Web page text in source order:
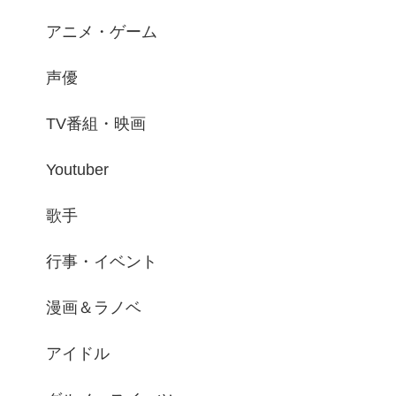
アニメ・ゲーム
声優
TV番組・映画
Youtuber
歌手
行事・イベント
漫画＆ラノベ
アイドル